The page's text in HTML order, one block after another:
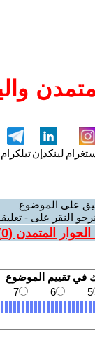
لينكدإنتيلكرام
على الموضوع
النقر على -
الحوار المتمدن (0